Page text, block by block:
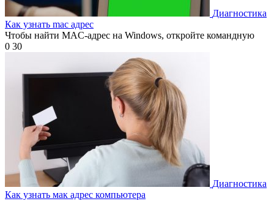
Диагностика
Как узнать mac адрес
Чтобы найти MAC-адрес на Windows, откройте командную
0 30
Диагностика
Как узнать мак адрес компьютера